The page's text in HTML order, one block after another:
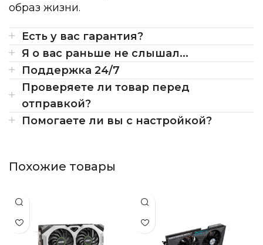
образ жизни.
Есть у вас гарантия?
Я о вас раньше не слышал...
Поддержка 24/7
Проверяете ли товар перед
отправкой?
Помогаете ли вы с настройкой?
Похожие товары